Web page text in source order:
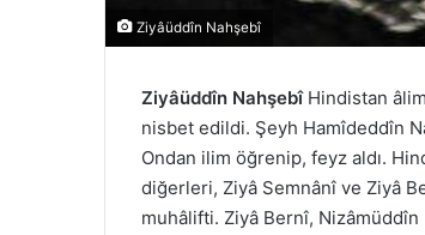
Ziyâüddîn Nahşebî
Ziyâüddîn NahşebîHindistan
nisbet edildi. Şeyh Hamîdeddîn
Ondan ilim öğrenip, feyz aldı.
diğerleri, Ziyâ Semnânî ve Ziyâ
muhâlifti. Ziyâ Bernî, Nizâmüddîn